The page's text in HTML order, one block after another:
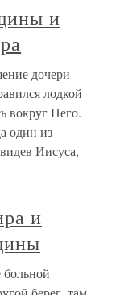
и
дочери
лодкой
вокруг Него.
один из
Иисуса,
и